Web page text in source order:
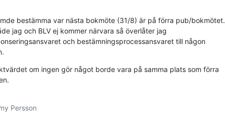
bestämma var nästa bokmöte (31/8) är på förra pub/bokmötet.
jag och BLV ej kommer närvara så överlåter jag
och bestämningsprocessansvaret till någon
om ingen gör något borde vara på samma plats som förra
Persson